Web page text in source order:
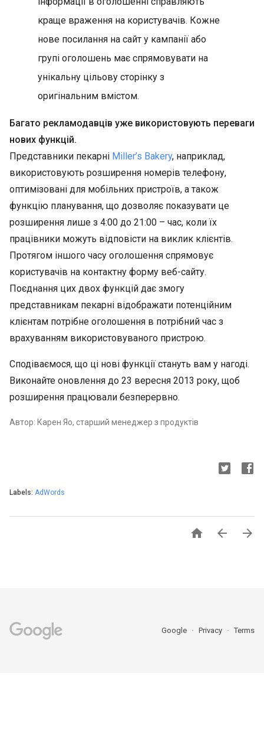
краще враження на користувачів. Кожне
нове посилання на сайт у кампанії або
групі оголошень має спрямовувати на
унікальну цільову сторінку з
оригінальним вмістом.
Багато рекламодавців уже використовують переваги
нових функцій.
Представники пекарні Miller’s Bakery, наприклад,
використовують розширення номерів телефону,
оптимізовані для мобільних пристроїв, а також
функцію планування, що дозволяє показувати це
розширення лише з 4:00 до 21:00 – час, коли їх
працівники можуть відповісти на виклик клієнтів.
Протягом іншого часу оголошення спрямовує
користувачів на контактну форму веб-сайту.
Поєднання цих двох функцій дає змогу
представникам пекарні відображати потенційним
клієнтам потрібне оголошення в потрібний час з
врахуванням використовуваного пристрою.
Сподіваємося, що ці нові функції стануть вам у нагоді.
Виконайте оновлення до 23 вересня 2013 року, щоб
розширення працювали безперервно.
Автор: Карен Яо, старший менеджер з продуктів
Labels: AdWords
  
Google Privacy Terms